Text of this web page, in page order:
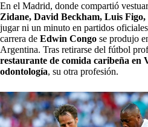
En el Madrid, donde compartió
Zidane, David Beckham, Luis
jugar ni un minuto en partidos
carrera de Edwin Congo se produjo
Argentina. Tras retirarse del fútbol
restaurante de comida caribeña en
odontología, su otra profesión.